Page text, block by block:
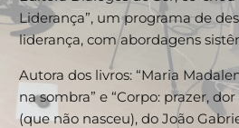
Liderança”, um programa de
liderança, com abordagens
Autora dos livros: “Maria
na sombra” e “Corpo: prazer,
(que não nasceu), do João